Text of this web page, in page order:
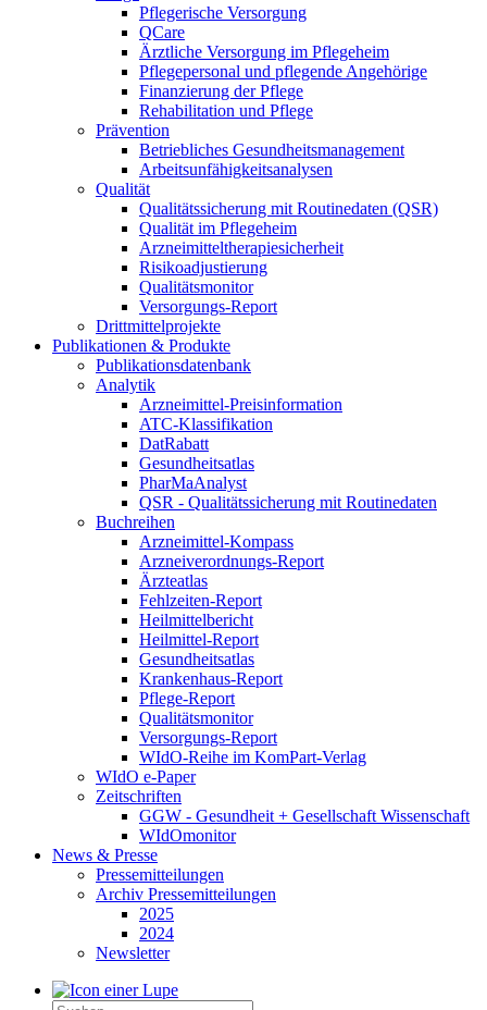
Pflegerische Versorgung
QCare
Ärztliche Versorgung im Pflegeheim
Pflegepersonal und pflegende Angehörige
Finanzierung der Pflege
Rehabilitation und Pflege
Prävention
Betriebliches Gesundheitsmanagement
Arbeitsunfähigkeitsanalysen
Qualität
Qualitätssicherung mit Routinedaten (QSR)
Qualität im Pflegeheim
Arzneimitteltherapiesicherheit
Risikoadjustierung
Qualitätsmonitor
Versorgungs-Report
Drittmittelprojekte
Publikationen & Produkte
Publikationsdatenbank
Analytik
Arzneimittel-Preisinformation
ATC-Klassifikation
DatRabatt
Gesundheitsatlas
PharMaAnalyst
QSR - Qualitätssicherung mit Routinedaten
Buchreihen
Arzneimittel-Kompass
Arzneiverordnungs-Report
Ärzteatlas
Fehlzeiten-Report
Heilmittelbericht
Heilmittel-Report
Gesundheitsatlas
Krankenhaus-Report
Pflege-Report
Qualitätsmonitor
Versorgungs-Report
WIdO-Reihe im KomPart-Verlag
WIdO e-Paper
Zeitschriften
GGW - Gesundheit + Gesellschaft Wissenschaft
WIdOmonitor
News & Presse
Pressemitteilungen
Archiv Pressemitteilungen
2025
2024
Newsletter